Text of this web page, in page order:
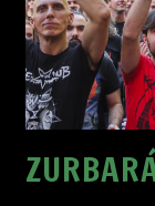
Contacto
Acerca de